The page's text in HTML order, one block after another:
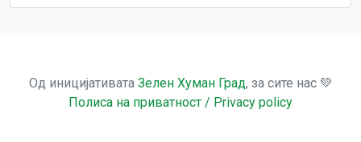
Од иницијативата Зелен Хуман Град, за сите нас 💚
Полиса на приватност / Privacy policy